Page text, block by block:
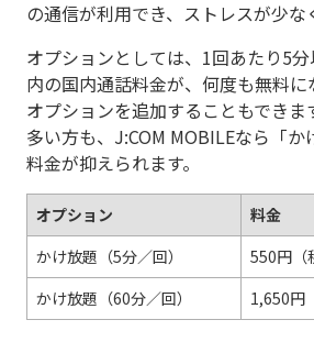
の通信が利用でき、ストレスが少な
オプションとしては、1回あたり5
内の国内通話料金が、何度も無料
オプションを追加することもできま
多い方も、J:COM MOBILEなら「
料金が抑えられます。
オプション
料金
かけ放題（5分／回）
550円（
かけ放題（60分／回）
1,650円